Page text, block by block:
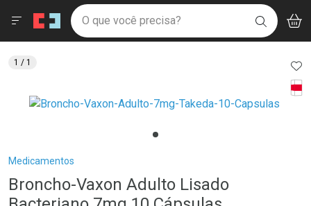
Drogaria São Paulo
Ir direto para a home
pela página
Ir direto para o conteúdo
Ir direto para a busca
Ir direto para a conta
Ir direto para a notificações
Ir direto para o carrinho
Faça a sua busca
O que você precisa? BUSCAR
Menu
Breadcrumb
Medicamentos
Broncho-Vaxon Adulto Lisado
1 / 1